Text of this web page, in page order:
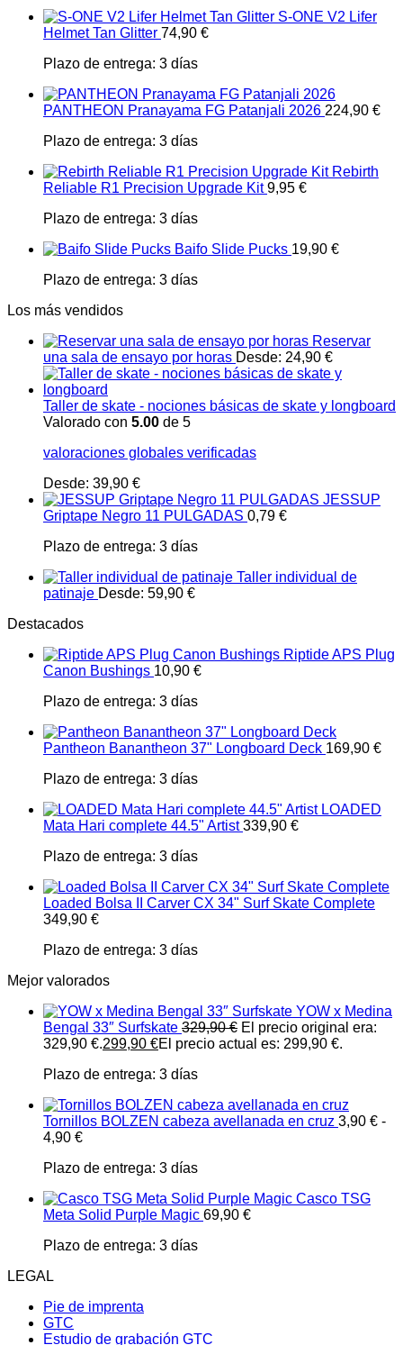
S-ONE V2 Lifer
Helmet Tan Glitter 74,90 €
Plazo de entrega: 3 días
PANTHEON Pranayama FG Patanjali 2026 224,90 €
Plazo de entrega: 3 días
Rebirth
Reliable R1 Precision Upgrade Kit 9,95 €
Plazo de entrega: 3 días
Baifo Slide Pucks 19,90 €
Plazo de entrega: 3 días
Los más vendidos
Reservar
una sala de ensayo por horas Desde: 24,90 €
Taller de skate - nociones básicas de skate y longboard
Valorado con 5.00 de 5
valoraciones globales verificadas
Desde: 39,90 €
JESSUP
Griptape Negro 11 PULGADAS 0,79 €
Plazo de entrega: 3 días
Taller individual de
patinaje Desde: 59,90 €
Destacados
Riptide APS Plug
Canon Bushings 10,90 €
Plazo de entrega: 3 días
Pantheon Banantheon 37" Longboard Deck 169,90 €
Plazo de entrega: 3 días
LOADED
Mata Hari complete 44.5" Artist 339,90 €
Plazo de entrega: 3 días
Loaded Bolsa II Carver CX 34" Surf Skate Complete
349,90 €
Plazo de entrega: 3 días
Mejor valorados
YOW x Medina
Bengal 33″ Surfskate 329,90€ El precio original era:
329,90 €.299,90 €El precio actual es: 299,90 €.
Plazo de entrega: 3 días
Tornillos BOLZEN cabeza avellanada en cruz 3,90 € -
4,90 €
Plazo de entrega: 3 días
Casco TSG
Meta Solid Purple Magic 69,90 €
Plazo de entrega: 3 días
LEGAL
Pie de imprenta
GTC
Estudio de grabación GTC